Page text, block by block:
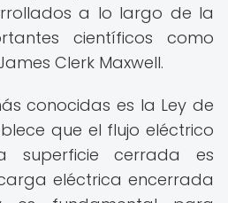
a lo largo de la
científicos como
Clerk Maxwell.
conocidas es la Ley de
que el flujo eléctrico
cerrada es
eléctrica encerrada